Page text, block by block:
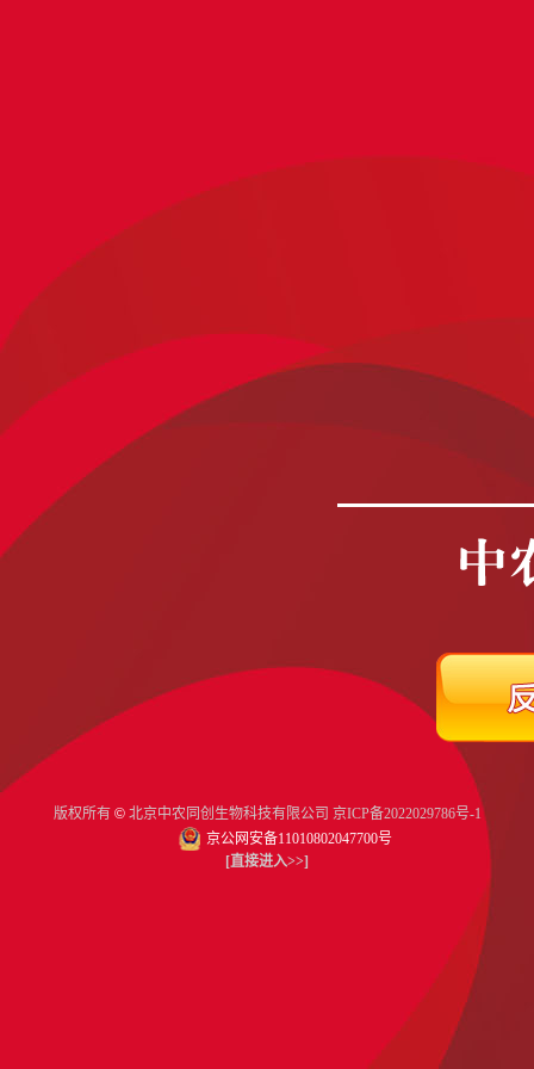
版权所有©北京中农同创生物科技有限公司 京ICP备2022029786号-1
京公网安备11010802047700号
[直接进入>>]